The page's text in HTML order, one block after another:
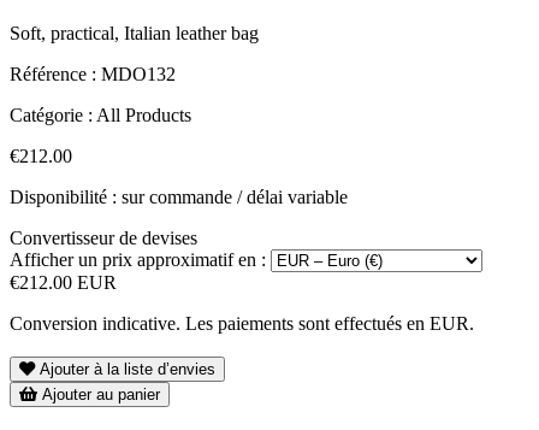
Soft, practical, Italian leather bag
Référence : MDO132
Catégorie : All Products
€212.00
Disponibilité : sur commande / délai variable
Convertisseur de devises
Afficher un prix approximatif en :
€212.00 EUR
Conversion indicative. Les paiements sont effectués en EUR.
Ajouter à la liste d’envies
Ajouter au panier